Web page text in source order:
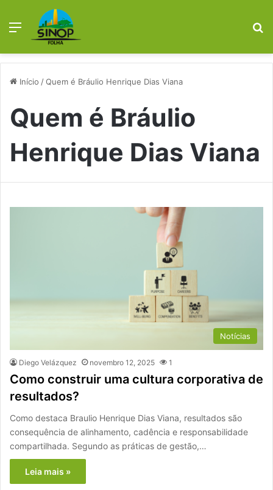
Menu
Início /Quem é Bráulio Henrique Dias Viana
Quem é Bráulio
Henrique Dias Viana
Notícias
Diego Velázquez novembro 12, 2025 1
Como construir uma cultura corporativa de
resultados?
Como destaca Braulio Henrique Dias Viana, resultados são
consequência de alinhamento, cadência e responsabilidade
compartilhada. Segundo as práticas de gestão,…
Leia mais »